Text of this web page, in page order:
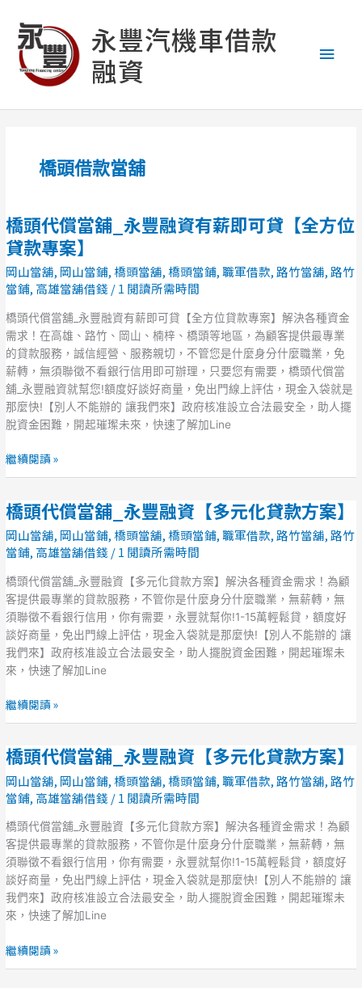
永豐汽機車借款
融資
要
橋頭借款當舖
橋頭代償當舖_永豐融資有薪即可貸【全方位
貸款專案】
岡山當舖, 岡山當鋪,橋頭當舖,橋頭當鋪,職軍借款, 路竹當舖, 路竹
當鋪, 高雄當舖借錢 /1 閱讀所需時間
橋頭代償當舖_永豐融資有薪即可貸【全方位貸款專案】解決各種資金
需求！在高雄、路竹、岡山、楠梓、橋頭等地區，為顧客提供最專業
的貸款服務，誠信經營、服務親切，不管您是什麼身分什麼職業，免
薪轉，無須聯徵不看銀行信用即可辦理，只要您有需要，橋頭代償當
舖_永豐融資就幫您!額度好談好商量，免出門線上評估，現金入袋就是
那麼快!【別人不能辦的 讓我們來】政府核准設立合法最安全，助人擺
脫資金困難，開起璀璨未來，快速了解加Line
橋
頭
代
償
當
舖
_
永
豐
融
資
有
薪
即
【全
方
位
貸
款
專
案】
繼續閱讀 »
橋頭代償當舖_永豐融資【多元化貸款方案】
岡山當舖, 岡山當鋪,橋頭當舖,橋頭當鋪,職軍借款, 路竹當舖, 路竹
當鋪, 高雄當舖借錢 /1 閱讀所需時間
橋頭代償當舖_永豐融資【多元化貸款方案】解決各種資金需求！為顧
客提供最專業的貸款服務，不管你是什麼身分什麼職業，無薪轉，無
須聯徵不看銀行信用，你有需要，永豐就幫你!1-15萬輕鬆貸，額度好
談好商量，免出門線上評估，現金入袋就是那麼快!【別人不能辦的 讓
我們來】政府核准設立合法最安全，助人擺脫資金困難，開起璀璨未
來，快速了解加Line
橋
代
償
當
舖
_
永
豐
融
【多
元
貸
款
方
繼續閱讀 »
橋頭代償當舖_永豐融資【多元化貸款方案】
岡山當舖, 岡山當鋪,橋頭當舖,橋頭當鋪,職軍借款, 路竹當舖, 路竹
當鋪, 高雄當舖借錢 /1 閱讀所需時間
橋頭代償當舖_永豐融資【多元化貸款方案】解決各種資金需求！為顧
客提供最專業的貸款服務，不管你是什麼身分什麼職業，無薪轉，無
須聯徵不看銀行信用，你有需要，永豐就幫你!1-15萬輕鬆貸，額度好
談好商量，免出門線上評估，現金入袋就是那麼快!【別人不能辦的 讓
我們來】政府核准設立合法最安全，助人擺脫資金困難，開起璀璨未
來，快速了解加Line
橋
代
償
當
舖
_
永
豐
融
【多
元
繼續閱讀 »